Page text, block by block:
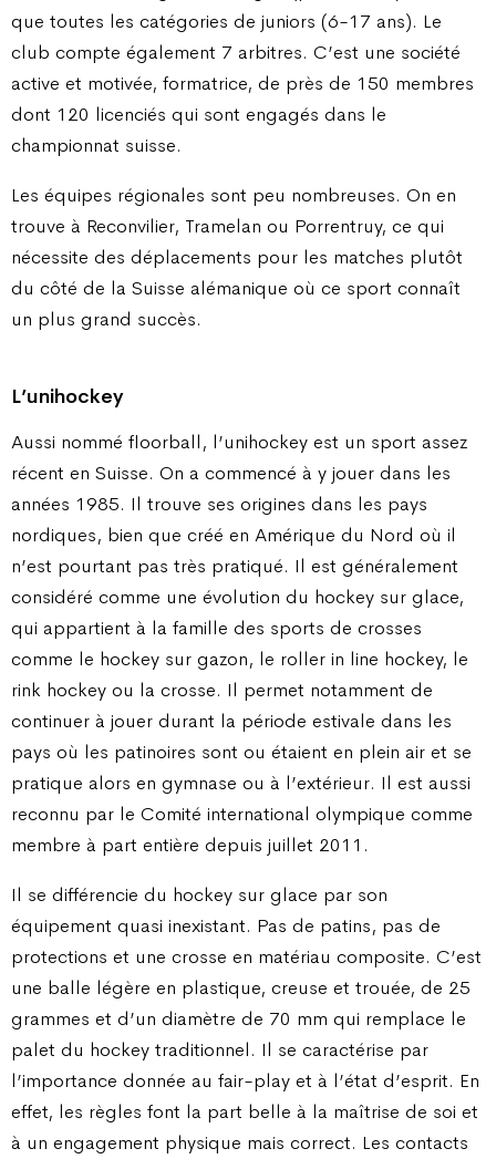
que toutes les catégories de juniors (6-17 ans). Le
club compte également 7 arbitres. C’est une société
active et motivée, formatrice, de près de 150 membres
dont 120 licenciés qui sont engagés dans le
championnat suisse.
Les équipes régionales sont peu nombreuses. On en
trouve à Reconvilier, Tramelan ou Porrentruy, ce qui
nécessite des déplacements pour les matches plutôt
du côté de la Suisse alémanique où ce sport connaît
un plus grand succès.
L’unihockey
Aussi nommé floorball, l’unihockey est un sport assez
récent en Suisse. On a commencé à y jouer dans les
années 1985. Il trouve ses origines dans les pays
nordiques, bien que créé en Amérique du Nord où il
n’est pourtant pas très pratiqué. Il est généralement
considéré comme une évolution du hockey sur glace,
qui appartient à la famille des sports de crosses
comme le hockey sur gazon, le roller in line hockey, le
rink hockey ou la crosse. Il permet notamment de
continuer à jouer durant la période estivale dans les
pays où les patinoires sont ou étaient en plein air et se
pratique alors en gymnase ou à l’extérieur. Il est aussi
reconnu par le Comité international olympique comme
membre à part entière depuis juillet 2011.
Il se différencie du hockey sur glace par son
équipement quasi inexistant. Pas de patins, pas de
protections et une crosse en matériau composite. C’est
une balle légère en plastique, creuse et trouée, de 25
grammes et d’un diamètre de 70 mm qui remplace le
palet du hockey traditionnel. Il se caractérise par
l’importance donnée au fair-play et à l’état d’esprit. En
effet, les règles font la part belle à la maîtrise de soi et
à un engagement physique mais correct. Les contacts